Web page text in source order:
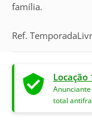
família.
Ref.
Locação
total